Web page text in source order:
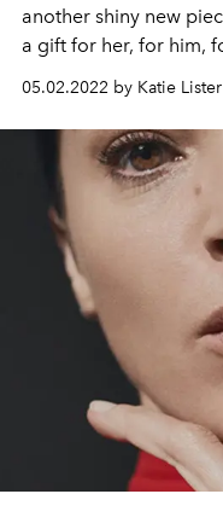
another shiny new piece of
a gift for her, for him,
deserve a little
05.02.2022 by Katie Lister